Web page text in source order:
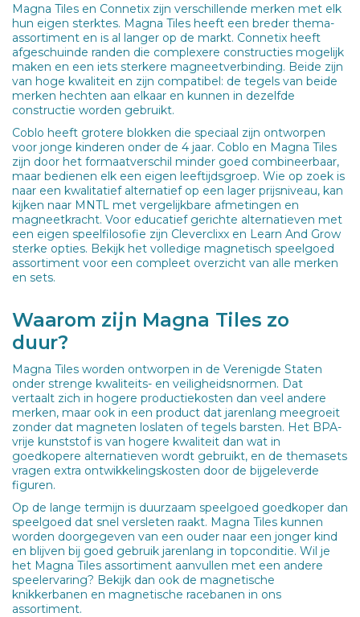
Magna Tiles en Connetix zijn verschillende merken met elk
hun eigen sterktes. Magna Tiles heeft een breder thema-
assortiment en is al langer op de markt. Connetix heeft
afgeschuinde randen die complexere constructies mogelijk
maken en een iets sterkere magneetverbinding. Beide zijn
van hoge kwaliteit en zijn compatibel: de tegels van beide
merken hechten aan elkaar en kunnen in dezelfde
constructie worden gebruikt.
Coblo heeft grotere blokken die speciaal zijn ontworpen
voor jonge kinderen onder de 4 jaar. Coblo en Magna Tiles
zijn door het formaatverschil minder goed combineerbaar,
maar bedienen elk een eigen leeftijdsgroep. Wie op zoek is
naar een kwalitatief alternatief op een lager prijsniveau, kan
kijken naar MNTL met vergelijkbare afmetingen en
magneetkracht. Voor educatief gerichte alternatieven met
een eigen speelfilosofie zijn Cleverclixx en Learn And Grow
sterke opties. Bekijk het volledige magnetisch speelgoed
assortiment voor een compleet overzicht van alle merken
en sets.
Waarom zijn Magna Tiles zo
duur?
Magna Tiles worden ontworpen in de Verenigde Staten
onder strenge kwaliteits- en veiligheidsnormen. Dat
vertaalt zich in hogere productiekosten dan veel andere
merken, maar ook in een product dat jarenlang meegroeit
zonder dat magneten loslaten of tegels barsten. Het BPA-
vrije kunststof is van hogere kwaliteit dan wat in
goedkopere alternatieven wordt gebruikt, en de themasets
vragen extra ontwikkelingskosten door de bijgeleverde
figuren.
Op de lange termijn is duurzaam speelgoed goedkoper dan
speelgoed dat snel versleten raakt. Magna Tiles kunnen
worden doorgegeven van een ouder naar een jonger kind
en blijven bij goed gebruik jarenlang in topconditie. Wil je
het Magna Tiles assortiment aanvullen met een andere
speelervaring? Bekijk dan ook de magnetische
knikkerbanen en magnetische racebanen in ons
assortiment.